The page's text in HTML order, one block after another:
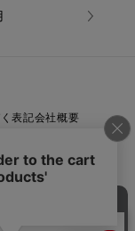
表記会社概要